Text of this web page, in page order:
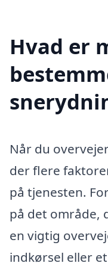
Hvad er
Når du
der flere
på tjenesten.
på det område,
en vigtig
indkørsel eller